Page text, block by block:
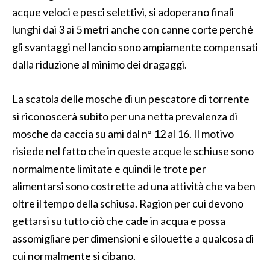
acque veloci e pesci selettivi, si adoperano finali
lunghi dai 3 ai 5 metri anche con canne corte perché
gli svantaggi nel lancio sono ampiamente compensati
dalla riduzione al minimo dei dragaggi.
La scatola delle mosche di un pescatore di torrente
si riconoscerà subito per una netta prevalenza di
mosche da caccia su ami dal n° 12 al 16. Il motivo
risiede nel fatto che in queste acque le schiuse sono
normalmente limitate e quindi le trote per
alimentarsi sono costrette ad una attività che va ben
oltre il tempo della schiusa. Ragion per cui devono
gettarsi su tutto ciò che cade in acqua e possa
assomigliare per dimensioni e silouette a qualcosa di
cui normalmente si cibano.